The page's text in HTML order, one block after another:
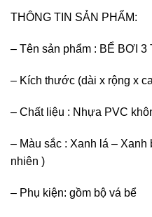
THÔNG TIN SẢN PHẨM:
– Tên sản phẩm : BỂ BƠI
– Kích thước (dài x rộng x
– Chất liệu : Nhựa PVC
– Màu sắc : Xanh lá –
nhiên )
– Phụ kiện: gồm bộ vá bể